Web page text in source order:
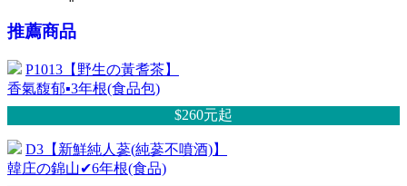
推薦商品
P1013【野生の黃耆茶】
香氣馥郁▪3年根(食品包)
$260元起
D3【新鮮純人蔘(純蔘不噴酒)】
韓庄の錦山✔6年根(食品)